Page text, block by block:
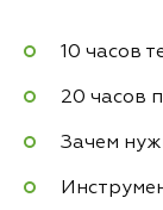
10 часов
20 часов
Зачем